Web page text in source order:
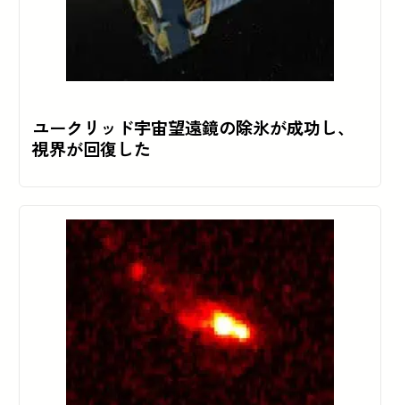
ユークリッド宇宙望遠鏡の除氷が成功し、
視界が回復した